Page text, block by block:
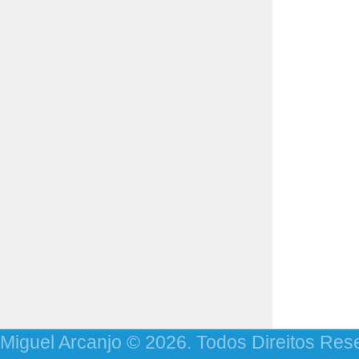
Miguel Arcanjo © 2026. Todos Direitos